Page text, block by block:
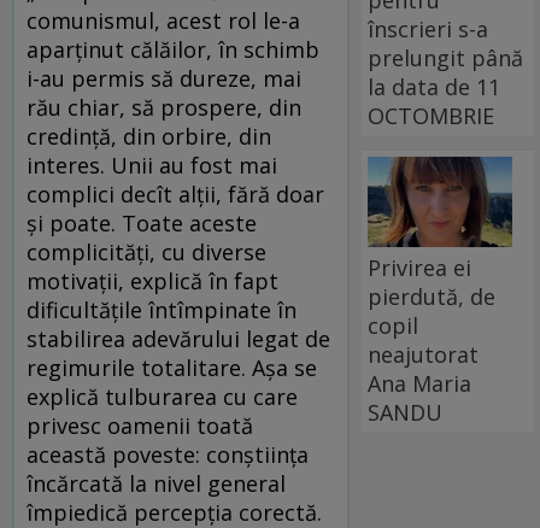
comunismul, acest rol le-a
aparținut călăilor, în schimb
i-au permis să dureze, mai
rău chiar, să prospere, din
credință, din orbire, din
interes. Unii au fost mai
complici decît alții, fără doar
și poate. Toate aceste
complicități, cu diverse
motivații, explică în fapt
dificultățile întîmpinate în
stabilirea adevărului legat de
regimurile totalitare. Așa se
explică tulburarea cu care
privesc oamenii toată
această poveste: conștiința
încărcată la nivel general
împiedică percepția corectă.
înscrieri s-a
prelungit până
la data de 11
OCTOMBRIE
Privirea ei
pierdută, de
copil
neajutorat
Ana Maria
SANDU